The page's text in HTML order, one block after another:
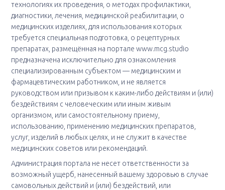
технологиях их проведения, о методах профилактики,
диагностики, лечения, медицинской реабилитации, о
медицинских изделиях, для использования которых
требуется специальная подготовка, о рецептурных
препаратах, размещённая на портале www.mcg.studio
предназначена исключительно для ознакомления
специализированным субъектом — медицинским и
фармацевтическим работником, и не является
руководством или призывом к каким-либо действиям и (или)
бездействиям с человеческим или иным живым
организмом, или самостоятельному приему,
использованию, применению медицинских препаратов,
услуг, изделий в любых целях, и не служит в качестве
медицинских советов или рекомендаций.
Администрация портала не несет ответственности за
возможный ущерб, нанесенный вашему здоровью в случае
самовольных действий и (или) бездействий, или